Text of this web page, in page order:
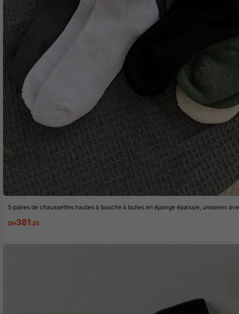
5 paires de chaussettes hautes à bouche à bulles en éponge épaissie, unisexes
DH381.25